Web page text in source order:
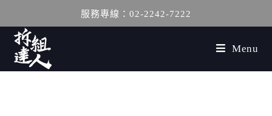
服務專線：02-2242-7222
Menu